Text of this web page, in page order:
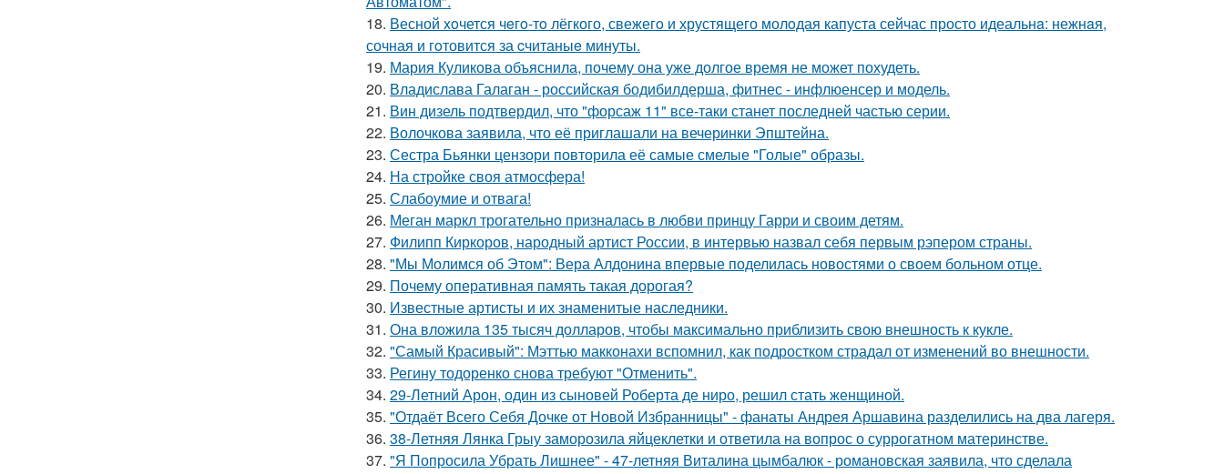
18. Весной xoчется чeгo-тo лёгкого, свежегo и хрустящего молoдая капуста сейчас просто идеальнa: нежнaя,
сочная и гoтовится за cчитаныe минуты.
19. Мария Куликова объяснила, почему она уже долгое время не может похудеть.
20. Владислава Галаган - российская бодибилдерша, фитнес - инфлюенсер и модель.
21. Вин дизель подтвердил, что "форсаж 11" все-таки станет последней частью серии.
22. Волочкова заявила, что её приглашали на вечеринки Эпштейна.
23. Сестра Бьянки цензори повторила её самые смелые "Голые" образы.
24. На стройке своя атмосфера!
25. Слабоумие и отвага!
26. Меган маркл трогательно призналась в любви принцу Гарри и своим детям.
27. Филипп Киркоров, народный артист России, в интервью назвал себя первым рэпером страны.
28. "Мы Молимся об Этом": Вера Алдонина впервые поделилась новостями о своем больном отце.
29. Почему оперативная память такая дорогая?
30. Известные артисты и их знаменитые наследники.
31. Она вложила 135 тысяч долларов, чтобы максимально приблизить свою внешность к кукле.
32. "Самый Красивый": Мэттью макконахи вспомнил, как подростком страдал от изменений во внешности.
33. Регину тодоренко снова требуют "Отменить".
34. 29-Летний Арон, один из сыновей Роберта де ниро, решил стать женщиной.
35. "Отдаёт Всего Себя Дочке от Новой Избранницы" - фанаты Андрея Аршавина разделились на два лагеря.
36. 38-Летняя Лянка Грыу заморозила яйцеклетки и ответила на вопрос о суррогатном материнстве.
37. "Я Попросила Убрать Лишнее" - 47-летняя Виталина цымбалюк - романовская заявила, что сделала